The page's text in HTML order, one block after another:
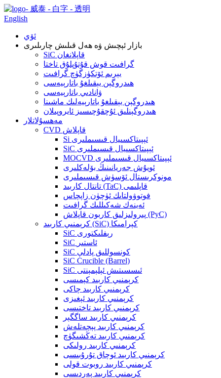
English
ئۆي
بازار ئېچىش ۋە ھەل قىلىش چارىلىرى
SiC قاپلانغان
گرافىت قوش قۇتۇپلۇق تاختا
يېرىم ئۆتكۈزگۈچ گرافىت
ھىدروگېن يېقىلغۇ باتارېيەسى
ۋانادىي باتارېيەسى
ھىدروگېن يېقىلغۇ باتارېيەلىك ماشىنا
ھىدروگېنلىق ئۇچقۇچىسىز ئايروپىلان
مەھسۇلاتلار
CVD قاپلاش
Si ئېپىتاكسىيال قىسىملىرى
SiC ئېپىتاكسىيال قىسىملىرى
MOCVD ئېپىتاكسىيال قىسىملىرى
ئويۇش جەريانىنىڭ بۆلەكلىرى
مونوكرىستال ئۆسۈش قىسىملىرى
تانتال كاربىد (TaC) قاپلىمى
فوتوۋولتاىك ئۈچۈن زاپچاس
ئەينەك شەكىللىك گرافىت
پىرولىزلىق كاربون قاپلاش (PyC)
كرېمنىي كاربىد (SiC) كېرامىكا
SiC رېفلىكتورى
SiC ئاستىر
SiC كونسوللىق پادلې
SiC Crucible (Barrel)
SiC ئىسسىتىش ئېلېمېنتى
كرېمنىي كاربىد كېمىسى
كرېمنىي كاربىد چاكى
كرېمنىي كاربىد ئېغىزى
كرېمنىي كاربىد تاختىسى
كرېمنىي كاربىد ساگگېر
كرېمنىي كاربىد پېچەتلەش
كرېمنىي كاربىد تەڭشىگۈچ
كرېمنىي كاربىد رولىكى
كرېمنىي كاربىد ئوچاق تۇرۇبىسى
كرېمنىي كاربىد روبوت قولى
كرېمنىي كاربىد پەردىسى